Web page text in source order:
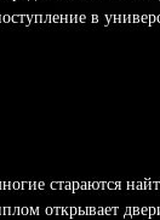
в
стараются
открывает